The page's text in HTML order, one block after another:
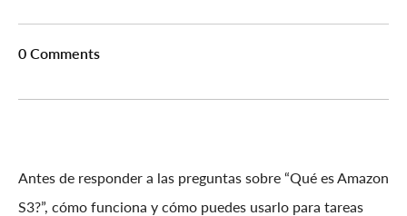
0 Comments
Antes de responder a las preguntas sobre “Qué es Amazon
S3?”, cómo funciona y cómo puedes usarlo para tareas